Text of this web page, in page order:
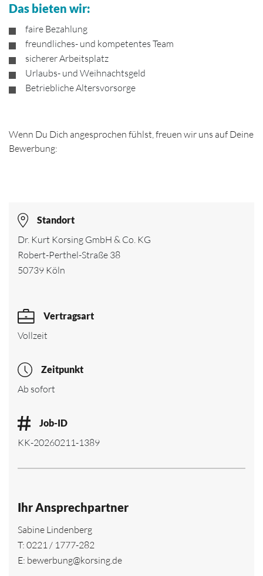
Das bieten wir:
faire Bezahlung
freundliches- und kompetentes Team
sicherer Arbeitsplatz
Urlaubs- und Weihnachtsgeld
Betriebliche Altersvorsorge
Wenn Du Dich angesprochen fühlst, freuen wir uns auf Deine
Bewerbung:
Standort
Dr. Kurt Korsing GmbH & Co. KG
Robert-Perthel-Straße 38
50739 Köln
Vertragsart
Vollzeit
Zeitpunkt
Ab sofort
Job-ID
KK-20260211-1389
Ihr Ansprechpartner
Sabine Lindenberg
T: 0221 / 1777-282
E: bewerbung@korsing.de